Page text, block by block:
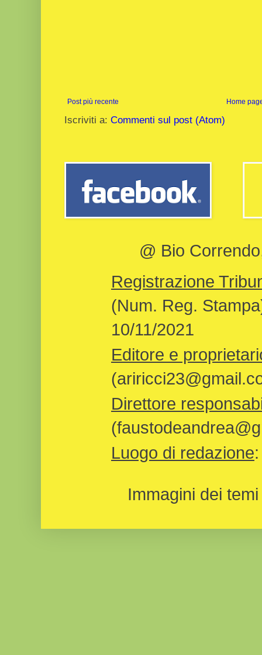
Post più recente Home
Iscriviti a: Commenti sul post (Atom)
@ Bio
Registrazione
(Num. Reg.
10/11/2021
Editore e
Direttore
Luogo di redazione
Immagini dei